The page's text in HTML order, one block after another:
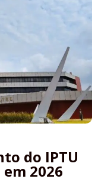
do IPTU
2026